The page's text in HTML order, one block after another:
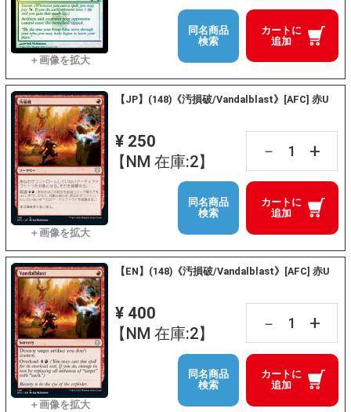
カートに
追加
同名商品
検索
【JP】(148)《汚損破/Vandalblast》[AFC] 赤U
¥ 250
【NM 在庫:2】
－ +
カートに
追加
同名商品
検索
【EN】(148)《汚損破/Vandalblast》[AFC] 赤U
¥ 400
【NM 在庫:2】
－ +
カートに
追加
同名商品
検索